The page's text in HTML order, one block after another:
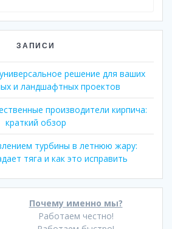
ЗАПИСИ
решение для ваших
и ландшафтных проектов
производители кирпича:
краткий обзор
турбины в летнюю жару:
тяга и как это исправить
Почему именно мы?
Работаем честно!